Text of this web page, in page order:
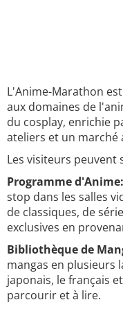
L'Anime-Marathon
aux domaines de
du cosplay, enrichie
ateliers et un marché
Les visiteurs
Programme d'Anime:
stop dans les salles
de classiques, de
exclusives en
Bibliothèque de
mangas en plusieurs
japonais, le français
parcourir et à lire.